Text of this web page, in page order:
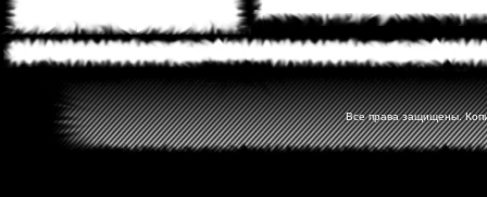
Все права защищены.